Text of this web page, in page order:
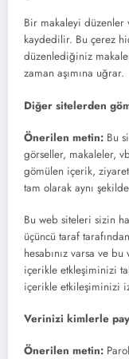
Bir makaleyi düzenler
kaydedilir. Bu çerez
düzenlediğiniz
zaman aşımına uğrar.
Diğer sitelerden
Önerilen metin: Bu
görseller, makaleler,
gömülen içerik,
tam olarak aynı
Bu web siteleri sizin
üçüncü taraf
hesabınız varsa ve
içerikle etkleşiminizi
içerikle etkileşiminizi
Verinizi kimlerle
Önerilen metin: